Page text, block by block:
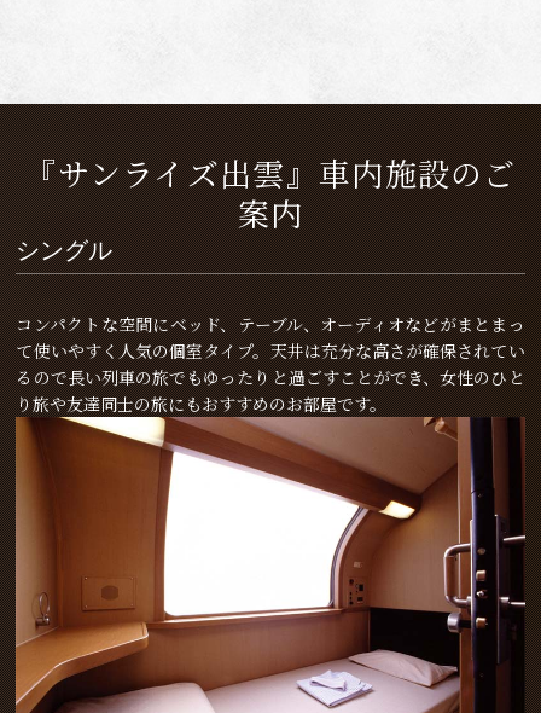
『サンライズ出雲』車内施設のご
案内
シングル
コンパクトな空間にベッド、テーブル、オーディオなどがまとまっ
て使いやすく人気の個室タイプ。天井は充分な高さが確保されてい
るので長い列車の旅でもゆったりと過ごすことができ、女性のひと
り旅や友達同士の旅にもおすすめのお部屋です。